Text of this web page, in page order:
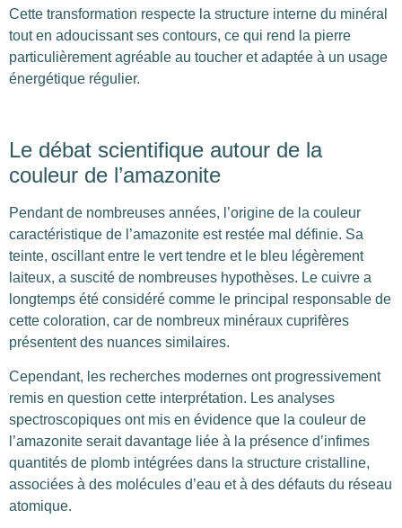
Cette transformation respecte la structure interne du minéral
tout en adoucissant ses contours, ce qui rend la pierre
particulièrement agréable au toucher et adaptée à un usage
énergétique régulier.
Le débat scientifique autour de la
couleur de l’amazonite
Pendant de nombreuses années, l’origine de la couleur
caractéristique de l’amazonite est restée mal définie. Sa
teinte, oscillant entre le vert tendre et le bleu légèrement
laiteux, a suscité de nombreuses hypothèses. Le cuivre a
longtemps été considéré comme le principal responsable de
cette coloration, car de nombreux minéraux cuprifères
présentent des nuances similaires.
Cependant, les recherches modernes ont progressivement
remis en question cette interprétation. Les analyses
spectroscopiques ont mis en évidence que la couleur de
l’amazonite serait davantage liée à la présence d’infimes
quantités de plomb intégrées dans la structure cristalline,
associées à des molécules d’eau et à des défauts du réseau
atomique.